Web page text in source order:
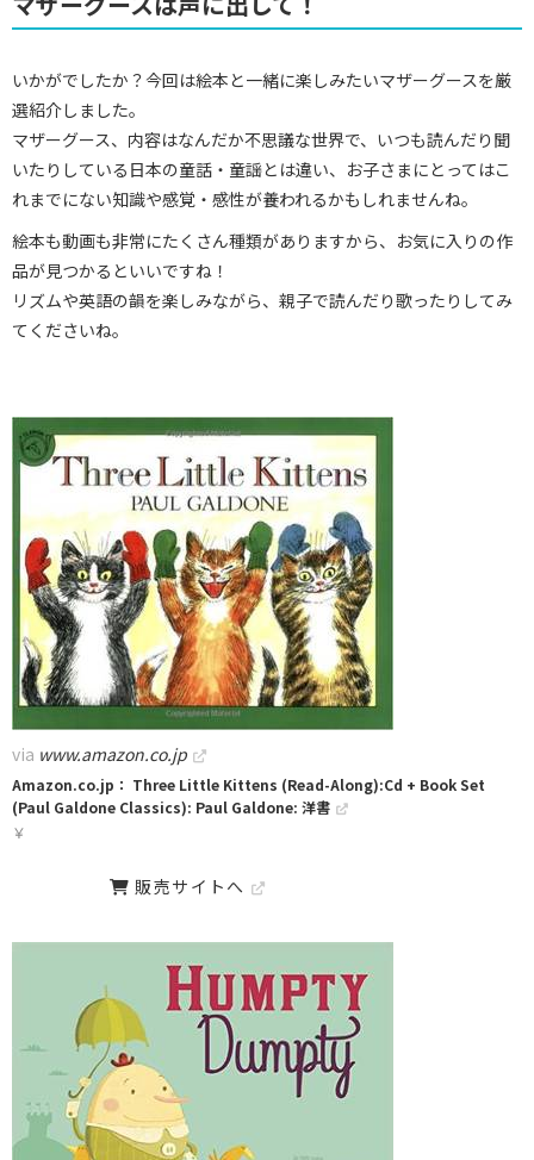
いかがでしたか？今回は絵本と一緒に楽しみたいマザーグースを厳
選紹介しました。
マザーグース、内容はなんだか不思議な世界で、いつも読んだり聞
いたりしている日本の童話・童謡とは違い、お子さまにとってはこ
れまでにない知識や感覚・感性が養われるかもしれませんね。
絵本も動画も非常にたくさん種類がありますから、お気に入りの作
品が見つかるといいですね！
リズムや英語の韻を楽しみながら、親子で読んだり歌ったりしてみ
てくださいね。
via www.amazon.co.jp
Amazon.co.jp： Three Little Kittens (Read-Along):Cd + Book Set
(Paul Galdone Classics): Paul Galdone: 洋書
￥
販売サイトへ